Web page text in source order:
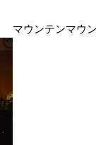
マウンテ